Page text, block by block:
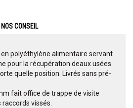
NOS CONSEIL
polyéthylène alimentaire servant
pour la récupération deaux usées.
quelle position. Livrés sans pré-
fait office de trappe de visite
vissés.